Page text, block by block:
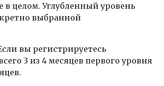
в целом. Углубленный уровень
выбранной
вы регистрируетесь
3 из 4 месяцев первого уровня